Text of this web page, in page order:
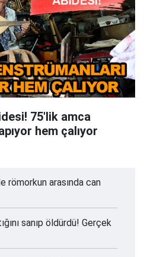
75'lik amca
hem çalıyor
römorkun arasında can
sanıp öldürdü! Gerçek